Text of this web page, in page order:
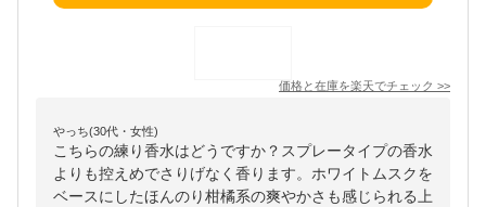
価格と在庫を楽天でチェック >>
やっち(30代・女性)
こちらの練り香水はどうですか？スプレータイプの香水
よりも控えめでさりげなく香ります。ホワイトムスクを
ベースにしたほんのり柑橘系の爽やかさも感じられる上